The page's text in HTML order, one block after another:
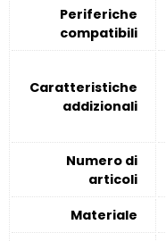
Periferiche
compatibili
Caratteristiche
addizionali
Numero di
articoli
Materiale